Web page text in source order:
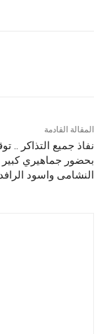
المقالة القادمة
نفاذ جميع التذاكر ..
بحضور جماهيري كبير
النشامى واسود